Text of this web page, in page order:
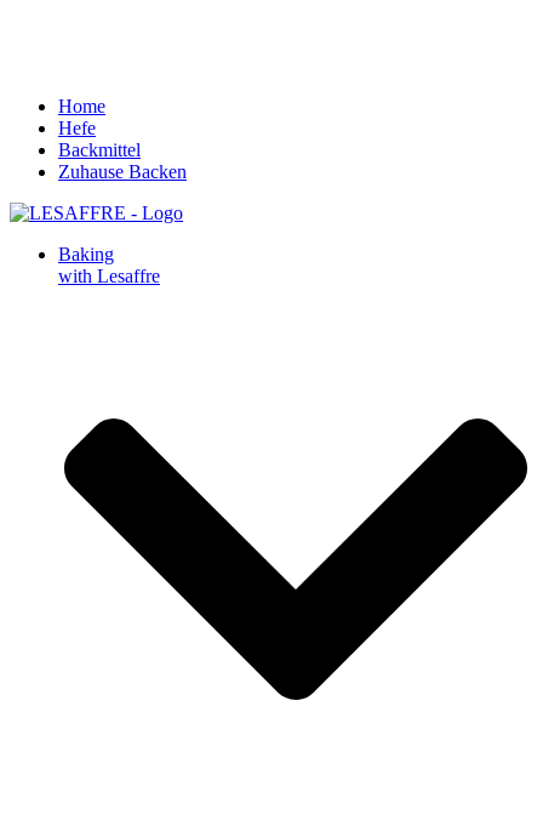
Home
Hefe
Backmittel
Zuhause Backen
Baking
with Lesaffre